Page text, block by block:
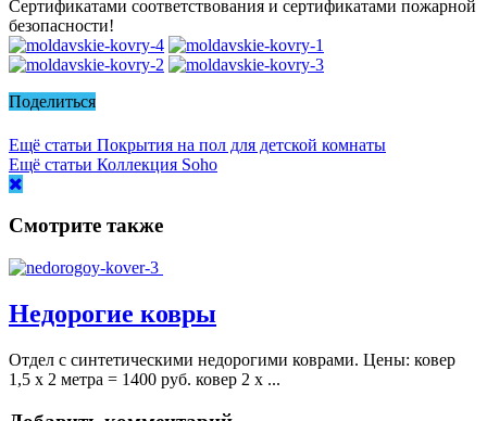
Сертификатами соответствования и сертификатами пожарной
безопасности!
Поделиться
Ещё статьи Покрытия на пол для детской комнаты
Ещё статьи Коллекция Soho
Смотрите также
Недорогие ковры
Отдел с синтетическими недорогими коврами. Цены: ковер
1,5 х 2 метра = 1400 руб. ковер 2 х ...